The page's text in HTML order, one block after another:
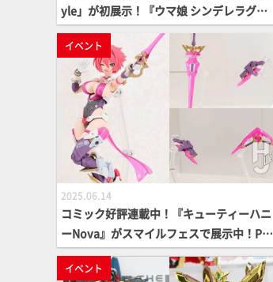
yle」が初展示！『ウマ娘 シンデレラグレ
イ』オグリキャップ、ベルノライトのフィ
ギュア化も決定！【スマフェス2025 「パー
トナーメーカーゾーン」展示①】
イベント
2025.06.14
コミック好評連載中！『キューティーハニ
ーNova』がスマイルフェスで展示中！PLA
MATEA「キューティーハニーNova」の詳
細を要チェック！【スマイルフェス2025 東
イベント